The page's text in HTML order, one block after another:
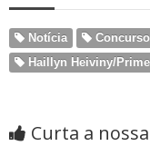
Notícia
Haillyn Heiviny/
Curta a